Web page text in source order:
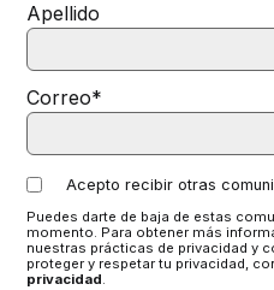
Apellido
Correo*
Acepto recibir otras
Puedes darte de baja de estas
momento. Para obtener más
nuestras prácticas de privacidad y
proteger y respetar tu privacidad,
privacidad.